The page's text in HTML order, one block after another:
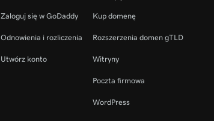
Zaloguj się w GoDaddy
Odnowienia i rozliczenia
Utwórz konto
Kup domenę
Rozszerzenia domen gTLD
Witryny
Poczta firmowa
WordPress